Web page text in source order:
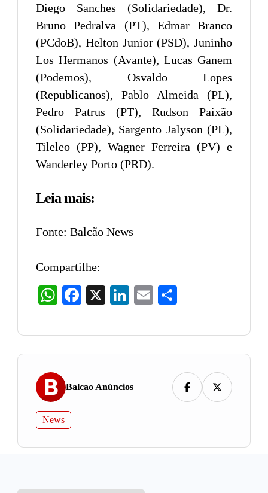
Diego Sanches (Solidariedade), Dr.
Bruno Pedralva (PT), Edmar Branco
(PCdoB), Helton Junior (PSD), Juninho
Los Hermanos (Avante), Lucas Ganem
(Podemos), Osvaldo Lopes
(Republicanos), Pablo Almeida (PL),
Pedro Patrus (PT), Rudson Paixão
(Solidariedade), Sargento Jalyson (PL),
Tileleo (PP), Wagner Ferreira (PV) e
Wanderley Porto (PRD).
Leia mais:
Fonte: Balcão News
Compartilhe:
WhatsAppFacebook LinkedIn
Email
Balcao Anúncios
News